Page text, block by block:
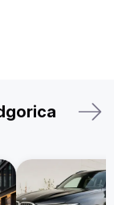
5,2-Liter-Motor
Kabine mit
Komfort und
Tour,
Leistung,